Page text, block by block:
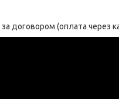
договором (оплата через